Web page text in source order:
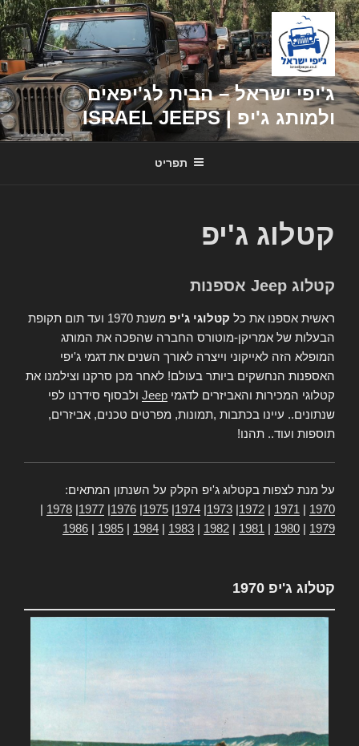
דילוג
לתוכן
ג'יפי ישראל – הבית לג'יפאים
ולמותג ג'יפ | ISRAEL JEEPS
תפריט
קטלוג ג'יפ
קטלוג Jeep אספנות
ראשית אספנו את כל קטלוגי ג'יפ
משנת 1970 ועד תום תקופת
הבעלות של אמריקן-מוטורס החברה שהפכה את המותג
המופלא הזה לאייקוני וייצרה לאורך השנים את דגמי ג'יפי
האספנות הנחשקים ביותר בעולם! לאחר מכן סרקנו וצילמנו את
קטלוגי המכירות והאביזרים לדגמי Jeep ולבסוף סידרנו לפי
שנתונים.. עיינו בכתבות ,תמונות, מפרטים טכנים, אביזרים,
תוספות ועוד.. תהנו!
על מנת לצפות בקטלוג ג'יפ הקלק על השנתון המתאים:
1970
1971
1972
1973
1974
1975
1976
1977
1978
1979
1980
1981
1982
1983
1984
1985
1986
קטלוג ג'יפ 1970